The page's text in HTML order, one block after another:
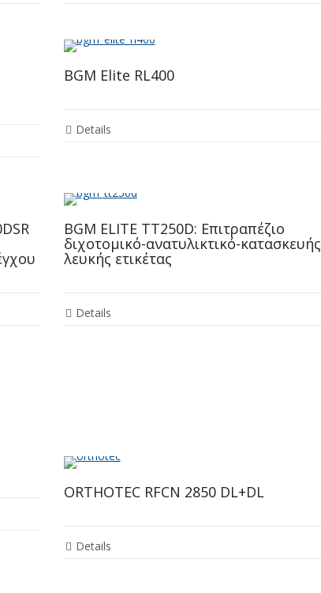
BGM Elite RL400
Details
BGM ELITE TT250D: Επιτραπέζιο
διχοτομικό-ανατυλικτικό-κατασκευής
λευκής ετικέτας
Details
ORTHOTEC RFCN 2850 DL+DL
Details